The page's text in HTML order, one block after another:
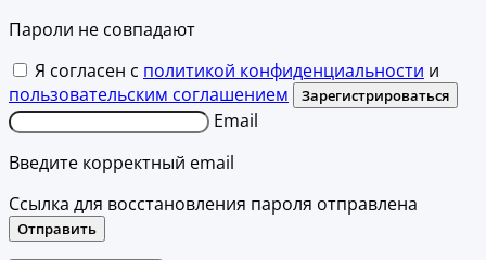
Пароли не совпадают
Я согласен с политикой конфиденциальности и
пользовательским соглашением
Зарегистрироваться
Email
Введите корректный email
Ссылка для восстановления пароля отправлена
Отправить